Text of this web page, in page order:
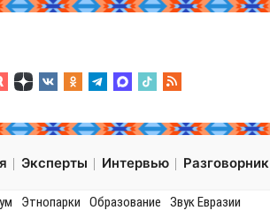
Эксперты Интервью Разговорник
Этнопарки Образование Звук Евразии